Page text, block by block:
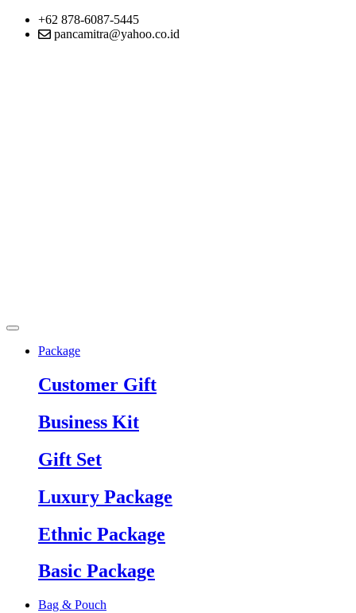
+62 878-6087-5445
pancamitra@yahoo.co.id
Package
Customer Gift
Business Kit
Gift Set
Luxury Package
Ethnic Package
Basic Package
Bag & Pouch